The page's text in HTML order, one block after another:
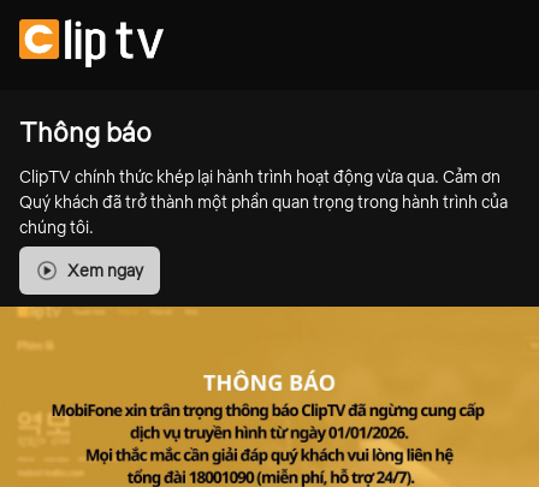
Thông báo
ClipTV chính thức khép lại hành trình hoạt động vừa qua. Cảm ơn
Quý khách đã trở thành một phần quan trọng trong hành trình của
chúng tôi.
Xem ngay